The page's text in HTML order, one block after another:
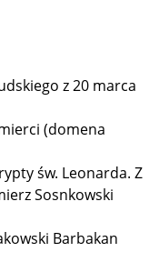
z 20 marca
(domena
św. Leonarda. Z
Sosnkowski
Barbakan